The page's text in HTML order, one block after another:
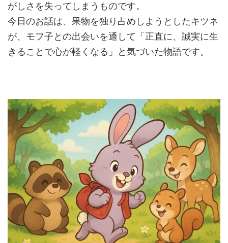
がしさを失ってしまうものです。
今日のお話は、果物を独り占めしようとしたキツネ
が、モフ子との出会いを通して「正直に、誠実に生
きることで心が軽くなる」と気づいた物語です。